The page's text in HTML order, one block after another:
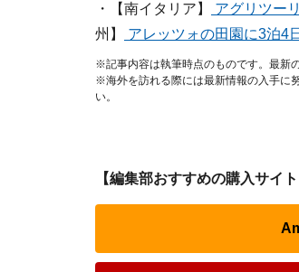
・【南イタリア】
アグリツー
州】
アレッツォの田園に3泊4日
※記事内容は執筆時点のものです。最新
※海外を訪れる際には最新情報の入手に
い。
【編集部おすすめの購入サイト